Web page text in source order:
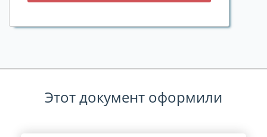
Этот документ оформили